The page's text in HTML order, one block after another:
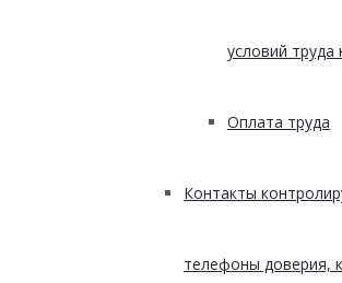
условий труда
Оплата труда
Контакты
телефоны доверия,